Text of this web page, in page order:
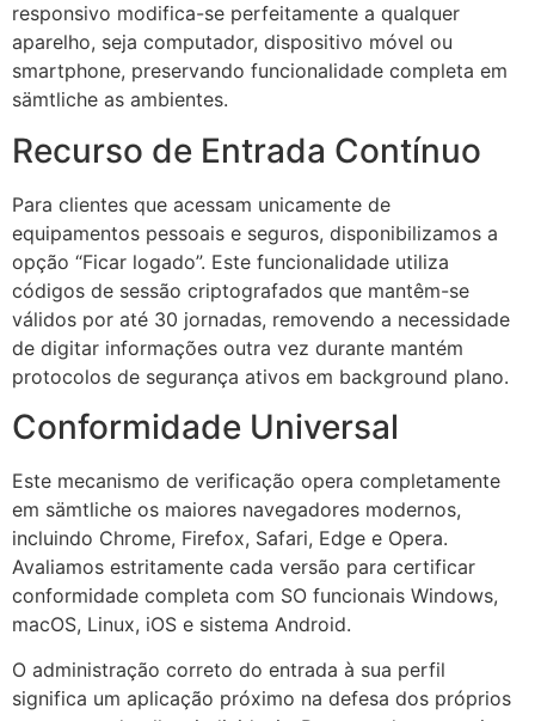
responsivo modifica-se perfeitamente a qualquer
aparelho, seja computador, dispositivo móvel ou
smartphone, preservando funcionalidade completa em
sämtliche as ambientes.
Recurso de Entrada Contínuo
Para clientes que acessam unicamente de
equipamentos pessoais e seguros, disponibilizamos a
opção “Ficar logado”. Este funcionalidade utiliza
códigos de sessão criptografados que mantêm-se
válidos por até 30 jornadas, removendo a necessidade
de digitar informações outra vez durante mantém
protocolos de segurança ativos em background plano.
Conformidade Universal
Este mecanismo de verificação opera completamente
em sämtliche os maiores navegadores modernos,
incluindo Chrome, Firefox, Safari, Edge e Opera.
Avaliamos estritamente cada versão para certificar
conformidade completa com SO funcionais Windows,
macOS, Linux, iOS e sistema Android.
O administração correto do entrada à sua perfil
significa um aplicação próximo na defesa dos próprios